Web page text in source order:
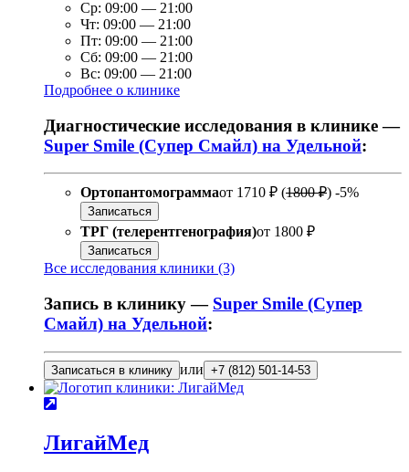
Ср: 09:00 — 21:00
Чт: 09:00 — 21:00
Пт: 09:00 — 21:00
Сб: 09:00 — 21:00
Вс: 09:00 — 21:00
Подробнее о клинике
Диагностические исследования в клинике —
Super Smile (Супер Смайл) на Удельной:
Ортопантомограммаот 1710 ₽ (1800 ₽) -5%
Записаться
ТРГ (телерентгенография)от 1800 ₽
Записаться
Все исследования клиники (3)
Запись в клинику — Super Smile (Супер
Смайл) на Удельной:
Записаться в клинику или +7 (812) 501-14-53
ЛигайМед